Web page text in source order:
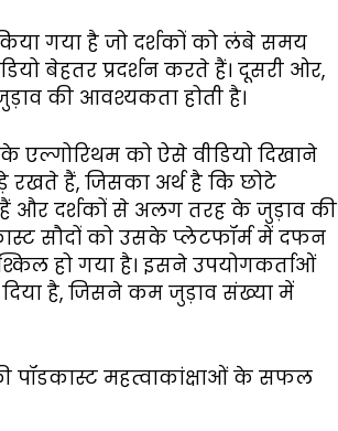
गया है जो दर्शकों को लंबे समय
बेहतर प्रदर्शन करते हैं। दूसरी ओर,
की आवश्यकता होती है।
को ऐसे वीडियो दिखाने
हैं, जिसका अर्थ है कि छोटे
हैं और दर्शकों से अलग तरह के जुड़ाव की
सौदों को उसके प्लेटफॉर्म में दफन
हो गया है। इसने उपयोगकर्ताओं
है, जिसने कम जुड़ाव संख्या में
पॉडकास्ट महत्वाकांक्षाओं के सफल